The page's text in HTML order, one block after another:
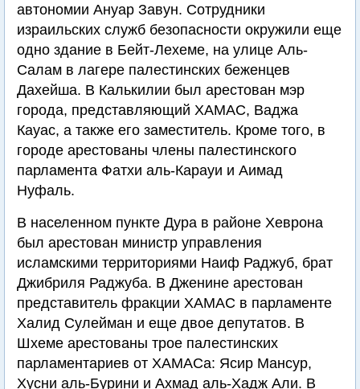
автономии Ануар Завун. Сотрудники
израильских служб безопасности окружили еще
одно здание в Бейт-Лехеме, на улице Аль-
Салам в лагере палестинских беженцев
Дахейша. В Калькилии был арестован мэр
города, представляющий ХАМАС, Ваджа
Кауас, а также его заместитель. Кроме того, в
городе арестованы члены палестинского
парламента Фатхи аль-Карауи и Аимад
Нуфаль.
В населенном пункте Дура в районе Хеврона
был арестован министр управления
исламскими территориями Наиф Раджуб, брат
Джибриля Раджуба. В Дженине арестован
представитель фракции ХАМАС в парламенте
Халид Сулейман и еще двое депутатов. В
Шхеме арестованы трое палестинских
парламентариев от ХАМАСа: Ясир Мансур,
Хусни аль-Бурини и Ахмад аль-Хадж Али. В